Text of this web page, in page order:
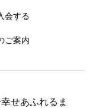
会する
ご案内
せあふれるま